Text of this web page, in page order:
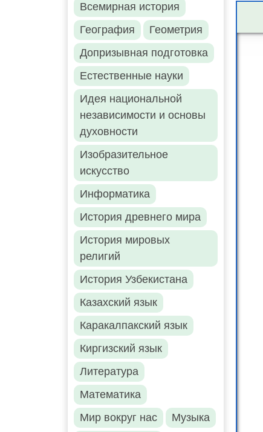
Всемирная история
География
Геометрия
Допризывная подготовка
Естественные науки
Идея национальной
независимости и основы
духовности
Изобразительное
искусство
Информатика
История древнего мира
История мировых
религий
История Узбекистана
Казахский язык
Каракалпакский язык
Киргизский язык
Литература
Математика
Мир вокруг нас
Музыка